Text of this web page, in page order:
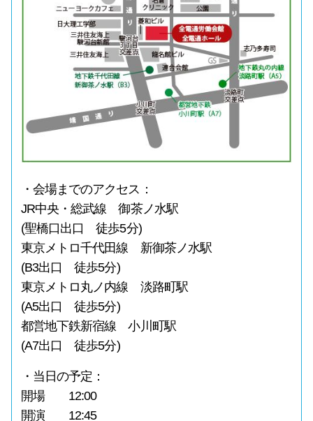
・会場までのアクセス：
JR中央・総武線 御茶ノ水駅
(聖橋口出口 徒歩5分)
東京メトロ千代田線 新御茶ノ水駅
(B3出口 徒歩5分)
東京メトロ丸ノ内線 淡路町駅
(A5出口 徒歩5分)
都営地下鉄新宿線 小川町駅
(A7出口 徒歩5分)
・当日の予定：
開場 12:00
開演 12:45